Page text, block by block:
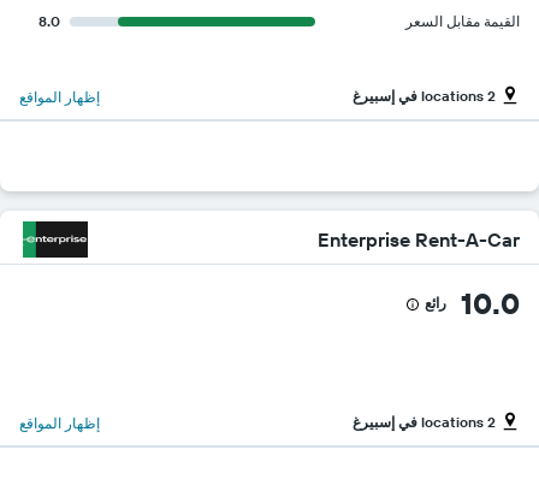
القيمة مقابل السعر
8.0
2 locations في إسبيرغ إظهار المواقع
Enterprise Rent-A-Car
10.0 رائع
2 locations في إسبيرغ إظهار المواقع